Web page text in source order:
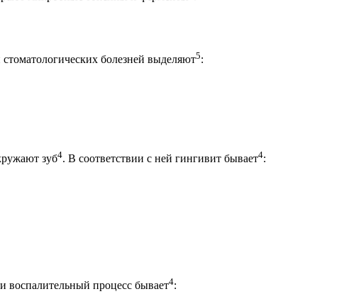
болезней выделяют5:
зуб4. В соответствии с ней гингивит бывает4:
воспалительный процесс бывает4: